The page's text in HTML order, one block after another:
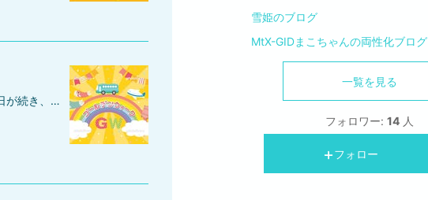
みなさん、こんにちは(*^-^*)今年はすごく温かい日が続き、今日もぽかぽか陽気ですね！事務所の近くでも鳥たちがピヨピヨ嬉しそうに鳴いています～♪来週は、あっという間にゴールデンウィークです！(^^)/弊社のゴールデンウィーク休暇のご案内です♪＝＝＝＝＝＝＝＝＝＝＝＝＝＝＝＝＝＝＝＝４月２９日（木） 休み４月３０日（金） 営業５月 １日（土） 午前のみ営業５月 ２日（日） 休み５月 ３日（月） 休み５月 ４日（火） 休み５月 ５日（水） 休み＝＝＝＝＝＝＝＝＝＝＝＝＝＝＝＝＝＝＝＝新型コロナウイルスの影響であまりお出かけできないとは思いますが、皆様も感染対策して近場でゴールデンウィークをお楽しみくださいね♪
雪姫のブログ
MtX-GIDまこちゃんの両性化ブログ
一覧を見る
フォロワー: 14 人
フォロー